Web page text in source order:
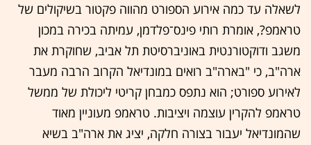
לשאלה עד כמה אירוע הספורט מהווה פקטור בשיקולים של
טראמפ?, אומרת רותי פינס־פלדמן, עמיתה בכירה במכון
משגב ודוקטורנטית באוניברסיטת תל אביב, שחוקרת את
ארה"ב, כי "בארה"ב רואים במונדיאל הקרוב הרבה מעבר
לאירוע ספורט; הוא נתפס כמבחן קריטי ליכולת של ממשל
טראמפ להקרין עוצמה ויציבות. טראמפ מעוניין מאוד
שהמונדיאל יעבור בצורה חלקה, יציג את ארה"ב בשיא